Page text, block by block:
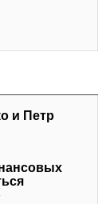
и Петр